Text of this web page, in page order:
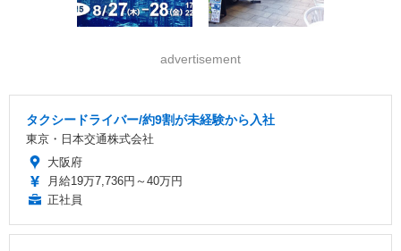
advertisement
タクシードライバー/約9割が未経験から入社
東京・日本交通株式会社
大阪府
月給19万7,736円～40万円
正社員